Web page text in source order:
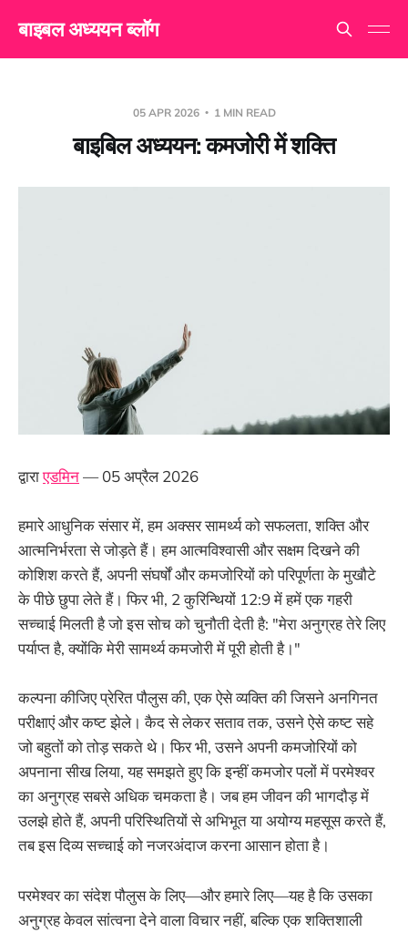
बाइबल अध्ययन ब्लॉग
05 APR 2026 1 MIN READ
बाइबिल अध्ययन: कमजोरी में शक्ति
द्वाराएडमिन— 05 अप्रैल 2026
हमारे आधुनिक संसार में, हम अक्सर सामर्थ्य को सफलता, शक्ति और
आत्मनिर्भरता से जोड़ते हैं। हम आत्मविश्वासी और सक्षम दिखने की
कोशिश करते हैं, अपनी संघर्षों और कमजोरियों को परिपूर्णता के मुखौटे
के पीछे छुपा लेते हैं। फिर भी, 2 कुरिन्थियों 12:9 में हमें एक गहरी
सच्चाई मिलती है जो इस सोच को चुनौती देती है: "मेरा अनुग्रह तेरे लिए
पर्याप्त है, क्योंकि मेरी सामर्थ्य कमजोरी में पूरी होती है।"
कल्पना कीजिए प्रेरित पौलुस की, एक ऐसे व्यक्ति की जिसने अनगिनत
परीक्षाएं और कष्ट झेले। कैद से लेकर सताव तक, उसने ऐसे कष्ट सहे
जो बहुतों को तोड़ सकते थे। फिर भी, उसने अपनी कमजोरियों को
अपनाना सीख लिया, यह समझते हुए कि इन्हीं कमजोर पलों में परमेश्वर
का अनुग्रह सबसे अधिक चमकता है। जब हम जीवन की भागदौड़ में
उलझे होते हैं, अपनी परिस्थितियों से अभिभूत या अयोग्य महसूस करते हैं,
तब इस दिव्य सच्चाई को नजरअंदाज करना आसान होता है।
परमेश्वर का संदेश पौलुस के लिए—और हमारे लिए—यह है कि उसका
अनुग्रह केवल सांत्वना देने वाला विचार नहीं, बल्कि एक शक्तिशाली